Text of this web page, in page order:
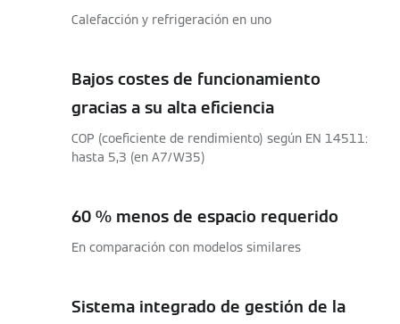
Calefacción y refrigeración en uno
Bajos costes de funcionamiento
gracias a su alta eficiencia
COP (coeficiente de rendimiento) según EN 14511:
hasta 5,3 (en A7/W35)
60 % menos de espacio requerido
En comparación con modelos similares
Sistema integrado de gestión de la